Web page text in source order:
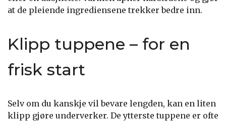
at de pleiende ingrediensene trekker bedre inn.
Klipp tuppene – for en
frisk start
Selv om du kanskje vil bevare lengden, kan en liten
klipp gjøre underverker. De ytterste tuppene er ofte